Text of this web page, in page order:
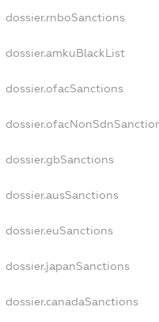
dossier.rnboSanctions
dossier.amkuBlackList
dossier.ofacSanctions
dossier.gbSanctions
dossier.ausSanctions
dossier.euSanctions
dossier.japanSanctions
dossier.canadaSanctions